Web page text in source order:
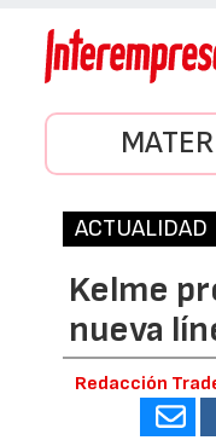
ACTUALIDAD
Kelme
nueva
Redacción